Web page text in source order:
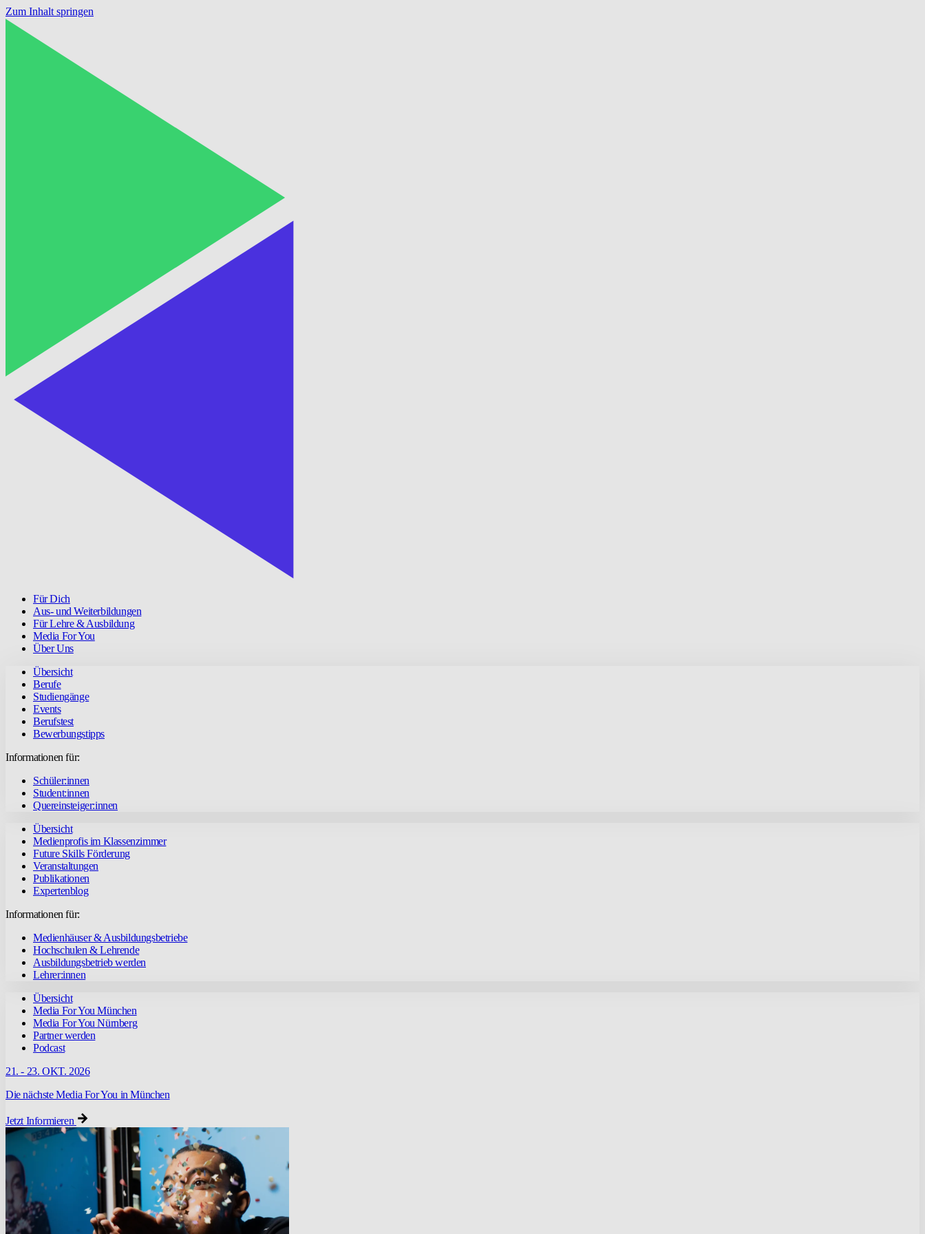
Zum Inhalt springen
Für Dich
Aus- und Weiterbildungen
Für Lehre & Ausbildung
Media For You
Über Uns
Übersicht
Berufe
Studiengänge
Events
Berufstest
Bewerbungstipps
Informationen für:
Schüler:innen
Student:innen
Quereinsteiger:innen
Übersicht
Medienprofis im Klassenzimmer
Future Skills Förderung
Veranstaltungen
Publikationen
Expertenblog
Informationen für:
Medienhäuser & Ausbildungsbetriebe
Hochschulen & Lehrende
Ausbildungsbetrieb werden
Lehrer:innen
Übersicht
Media For You München
Media For You Nürnberg
Partner werden
Podcast
21. - 23. OKT. 2026
Die nächste Media For You in München
Jetzt Informieren